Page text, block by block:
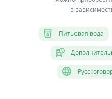
в
Питьевая вода